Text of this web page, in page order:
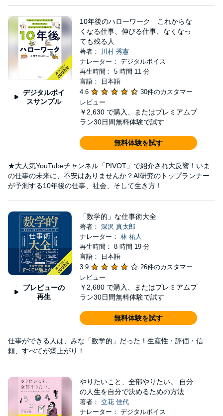
デジタルボイ
スサンプル
10年後のハローワーク これからな
くなる仕事、伸びる仕事、なくなっ
ても残る人
著者：
川村 秀憲
ナレーター： デジタルボイス
再生時間： 5 時間 11 分
言語： 日本語
4.6
30件のカスタマー
レビュー
￥2,630 で購入、またはプレミアムプ
ラン30日間無料体験で試す
無料体験を試す
★大人気YouTubeチャンネル「PIVOT」で紹介され大反響！いま
の仕事の未来に、不安はありませんか？AI研究のトップランナー
が予測する10年後の仕事、社会、そして生き方！
プレビューの
再生
「数学的」な仕事術大全
著者： 深沢 真太郎
ナレーター： 林 祐人
再生時間： 8 時間 19 分
言語： 日本語
3.9
26件のカスタマー
レビュー
￥2,680 で購入、またはプレミアムプ
ラン30日間無料体験で試す
無料体験を試す
仕事ができる人は、みな「数学的」だった！生産性・評価・信
頼、すべてが爆上がり！
やりたいこと、全部やりたい。 自分
の人生を自分で決めるための方法
著者： 立花 佳代
ナレーター： デジタルボイス